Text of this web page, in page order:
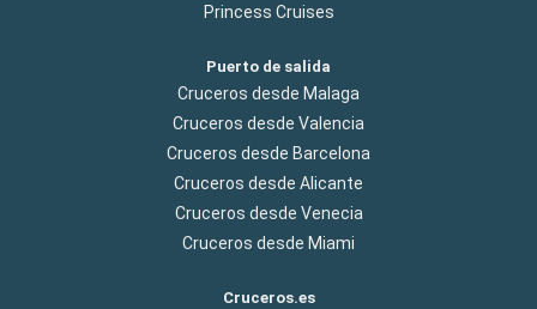
Princess Cruises
Puerto de salida
Cruceros desde Malaga
Cruceros desde Valencia
Cruceros desde Barcelona
Cruceros desde Alicante
Cruceros desde Venecia
Cruceros desde Miami
Cruceros.es